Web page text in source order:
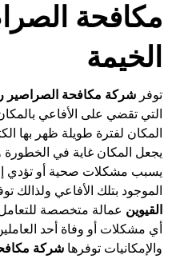
مكافحة
الخيمة
توفرشركة مكافحة الصراصير
التي تقضي على الأفاعي
المكان لفترة طويلة ظهر بها
يجعل المكان غاية في الخطورة
يسبب مشكلات صحية أو تؤدي
الموجود بتلك الأفاعي ولذالك
القيوين عمالة متخصصة
أي مشكلات أو وفاة أحد
والإمكانيات توفرهاشركة